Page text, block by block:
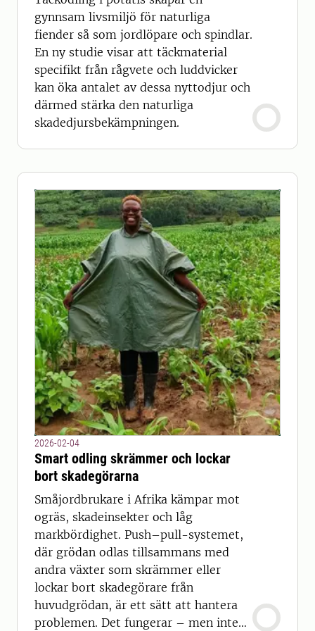
gynnsam livsmiljö för naturliga
fiender så som jordlöpare och spindlar.
En ny studie visar att täckmaterial
specifikt från rågvete och luddvicker
kan öka antalet av dessa nyttodjur och
därmed stärka den naturliga
skadedjursbekämpningen.
2026-02-04
Smart odling skrämmer och lockar
bort skadegörarna
Småjordbrukare i Afrika kämpar mot
ogräs, skadeinsekter och låg
markbördighet. Push–pull-systemet,
där grödan odlas tillsammans med
andra växter som skrämmer eller
lockar bort skadegörare från
huvudgrödan, är ett sätt att hantera
problemen. Det fungerar – men inte